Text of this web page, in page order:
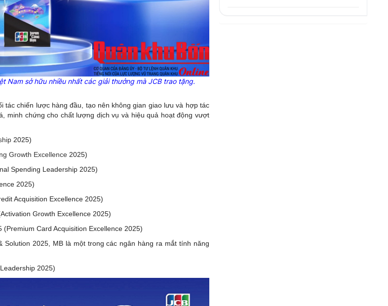
Nam sở hữu nhiều nhất các giải thưởng mà JCB trao tặng.
tác chiến lược hàng đầu, tạo nên không gian giao lưu và hợp tác
minh chứng cho chất lượng dịch vụ và hiệu quả hoạt động vượt
2025)
Growth Excellence 2025)
Spending Leadership 2025)
2025)
Acquisition Excellence 2025)
Growth Excellence 2025)
Card Acquisition Excellence 2025)
2025, MB là một trong các ngân hàng ra mắt tính năng
2025)